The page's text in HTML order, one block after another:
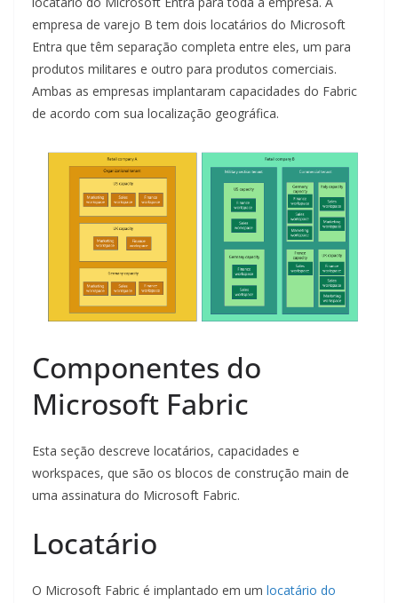
empresa de varejo B tem dois locatários do Microsoft
Entra que têm separação completa entre eles, um para
produtos militares e outro para produtos comerciais.
Ambas as empresas implantaram capacidades do Fabric
de acordo com sua localização geográfica.
Componentes do
Microsoft Fabric
Esta seção descreve locatários, capacidades e
workspaces, que são os blocos de construção main de
uma assinatura do Microsoft Fabric.
Locatário
O Microsoft Fabric é implantado em um locatário do